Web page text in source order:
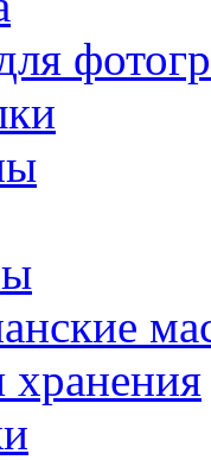
хранения